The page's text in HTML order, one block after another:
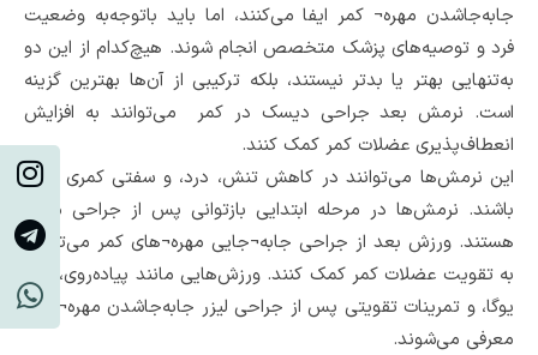
جابه‌جاشدن مهره¬ کمر ایفا می‌کنند، اما باید باتوجه‌به وضعیت
فرد و توصیه‌های پزشک متخصص انجام شوند. هیچ‌کدام از این دو
به‌تنهایی بهتر یا بدتر نیستند، بلکه ترکیبی از آن‌ها بهترین گزینه
است. نرمش بعد جراحی دیسک در کمر می‌توانند به افزایش
انعطاف‌پذیری عضلات کمر کمک کنند.
این نرمش‌ها می‌توانند در کاهش تنش، درد، و سفتی کمری مؤثر
باشند. نرمش‌ها در مرحله ابتدایی بازتوانی پس از جراحی مفید
هستند. ورزش بعد از جراحی جابه¬جایی مهره¬های کمر می‌توانند
به تقویت عضلات کمر کمک کنند. ورزش‌هایی مانند پیاده‌روی، شنا،
یوگا، و تمرینات تقویتی پس از جراحی لیزر جابه‌جاشدن مهره¬ کمر
معرفی می‌شوند.